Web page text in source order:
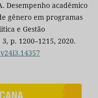
Desempenho acadêmico
gênero em programas
e Gestão
p. 1200–1215, 2020.